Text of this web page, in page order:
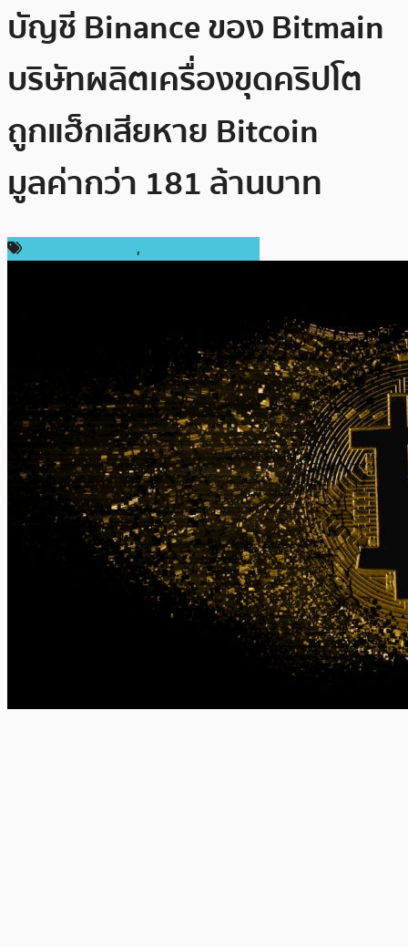
บัญชี Binance ของ Bitmain
บริษัทผลิตเครื่องขุดคริปโต
ถูกแฮ็กเสียหาย Bitcoin
มูลค่ากว่า 181 ล้านบาท
,